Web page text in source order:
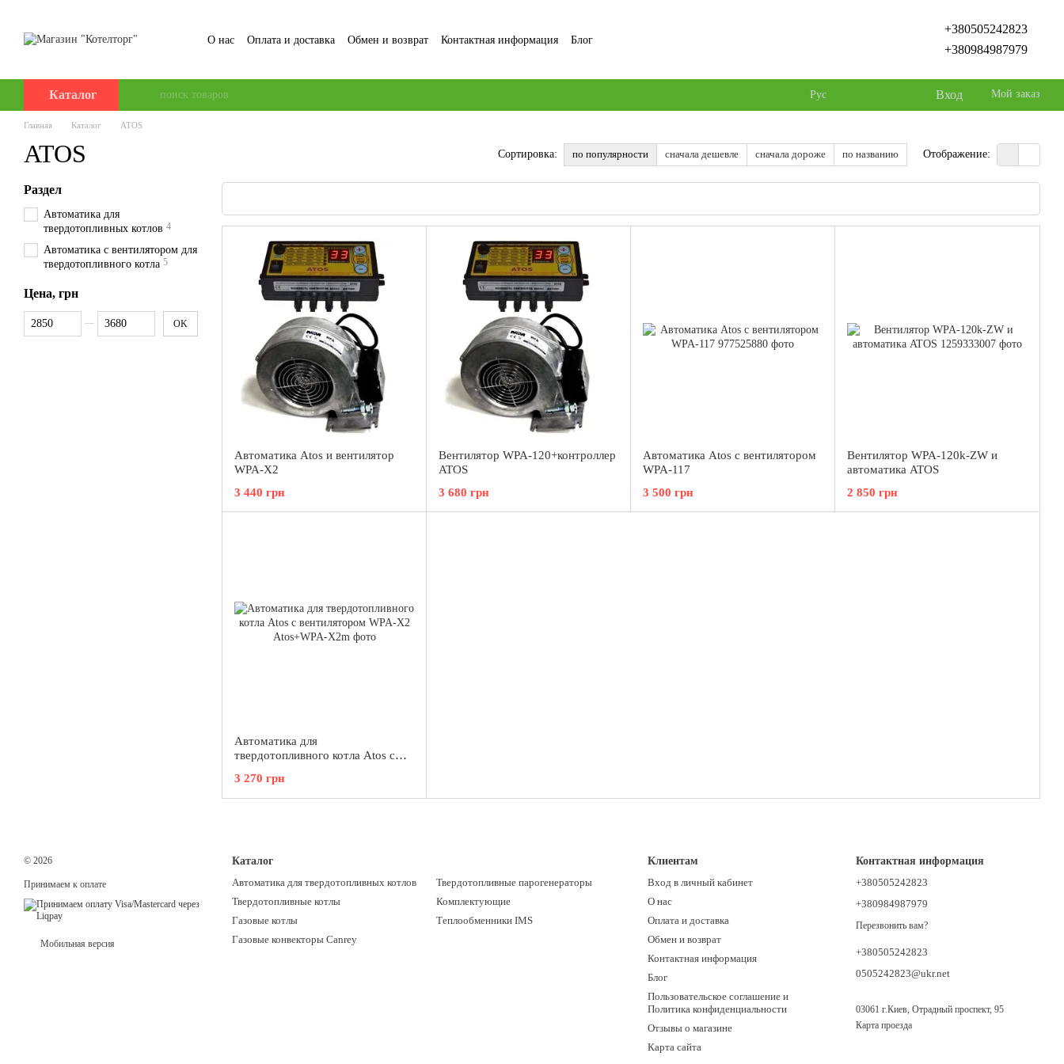
О нас Оплата и доставка Обмен и возврат Контактная информация
Блог
+380505242823
+380984987979
Каталог Рус Вход Мой заказ
Главная Каталог ATOS
ATOS Сортировка: по популярности сначала дешевле сначала дороже по названию Отображение:
Автоматика Atos и вентилятор
WPA-X2
3 440 грн
Вентилятор WPA-120+контроллер
ATOS
3 680 грн
Автоматика Atos c вентилятором
WPA-117
3 500 грн
Вентилятор WPA-120k-ZW и
автоматика ATOS
2 850 грн
Автоматика для
твердотопливного котла Atos c
3 270 грн
Раздел
Автоматика для
твердотопливных котлов 4
Автоматика с вентилятором для
твердотопливного котла 5
Цена, грн
От Цена, грн
До Цена, грн
OK
© 2026
Принимаем к оплате
Мобильная версия
Каталог
Автоматика для твердотопливных котлов
Твердотопливные котлы
Газовые котлы
Газовые конвекторы Canrey
Твердотопливные парогенераторы
Комплектующие
Теплообменники IMS
Клиентам
Вход в личный кабинет
О нас
Оплата и доставка
Обмен и возврат
Контактная информация
Блог
Пользовательское соглашение и
Политика конфиденциальности
Отзывы о магазине
Карта сайта
Контактная информация
+380505242823
+380984987979
Перезвонить вам?
+380505242823
0505242823@ukr.net
03061 г.Киев, Отрадный проспект, 95
Карта проезда